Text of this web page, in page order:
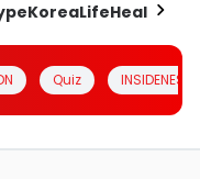
KoreaLifeHealth
Quiz INSIDENESIA